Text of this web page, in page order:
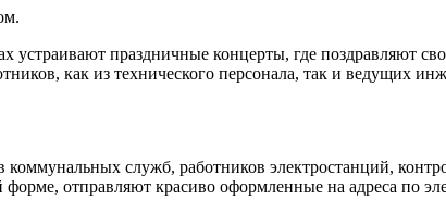
устраивают праздничные концерты, где поздравляют
как из технического персонала, так и ведущих
коммунальных служб, работников электростанций,
отправляют красиво оформленные на адреса по